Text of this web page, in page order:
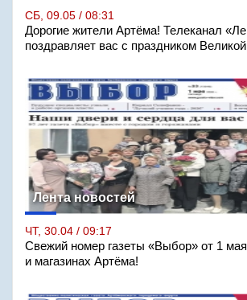
СБ, 09.05 / 08:31
Дорогие жители Артёма! Телеканал
поздравляет вас с праздником
Лента новостей
ЧТ, 30.04 / 09:17
Свежий номер газеты «Выбор» от 1
и магазинах Артёма!